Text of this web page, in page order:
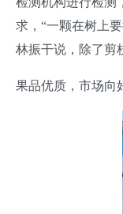
求，“一颗在树上
林振干说，除了剪
果品优质，市场向